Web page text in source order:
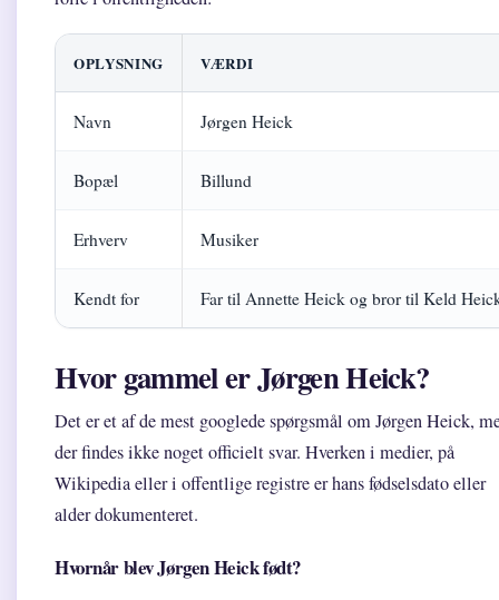
OPLYSNING VÆRDI
Navn Jørgen Heick
Bopæl Billund
Erhverv Musiker
Kendt for Far til Annette Heick og bror til Keld
Hvor gammel er Jørgen Heick?
Det er et af de mest googlede spørgsmål om Jørgen Heick,
der findes ikke noget officielt svar. Hverken i medier, på
Wikipedia eller i offentlige registre er hans fødselsdato eller
alder dokumenteret.
Hvornår blev Jørgen Heick født?